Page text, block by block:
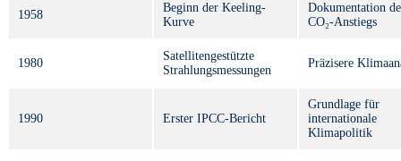
1958
Beginn der Keeling-
Kurve
Dokumentation
CO₂-Anstiegs
1980
Satellitengestützte
Strahlungsmessungen
Präzisere
1990 Erster IPCC-Bericht
Grundlage für
internationale
Klimapolitik